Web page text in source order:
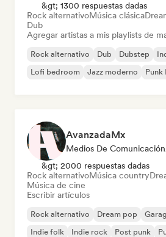
&gt; 1300 respuestas dadas
Rock alternativoMúsica clásica
Dub
Agregar artistas a mis playlists de
Rock alternativo Dub Dubstep
Lofi bedroom
Jazz moderno Punk
AvanzadaMx
Medios De
&gt; 2000 respuestas dadas
Rock alternativoMúsica country
Música de cine
Escribir artículos
Rock alternativo Dream pop
Indie folk
Indie rock Post punk